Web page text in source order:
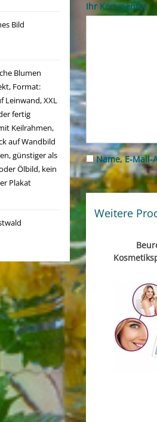
Bild
Blumen
Format:
Leinwand, XXL
fertig
Keilrahmen,
auf Wandbild
günstiger als
Ölbild, kein
Plakat
Ihr Kommentar
Name, E-
Weitere